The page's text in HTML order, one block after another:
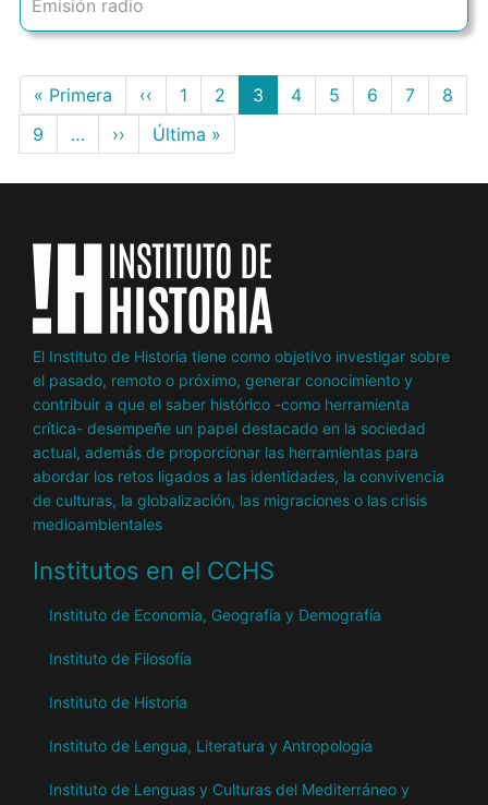
Emisión radio
Paginación
Primera
página
« Primera
Página
anterior
‹‹ Page
1 Page
2
Página
actual
3 Page
4 Page
5 Page
6 Page
7 Page
8
Page
9 …
Siguiente
página
››
Última
página
Última »
El Instituto de Historia tiene como objetivo investigar sobre
el pasado, remoto o próximo, generar conocimiento y
contribuir a que el saber histórico -como herramienta
crítica- desempeñe un papel destacado en la sociedad
actual, además de proporcionar las herramientas para
abordar los retos ligados a las identidades, la convivencia
de culturas, la globalización, las migraciones o las crisis
medioambientales
Institutos en el CCHS
Instituto de Economía, Geografía y Demografía
Instituto de Filosofía
Instituto de Historia
Instituto de Lengua, Literatura y Antropología
Instituto de Lenguas y Culturas del Mediterráneo y